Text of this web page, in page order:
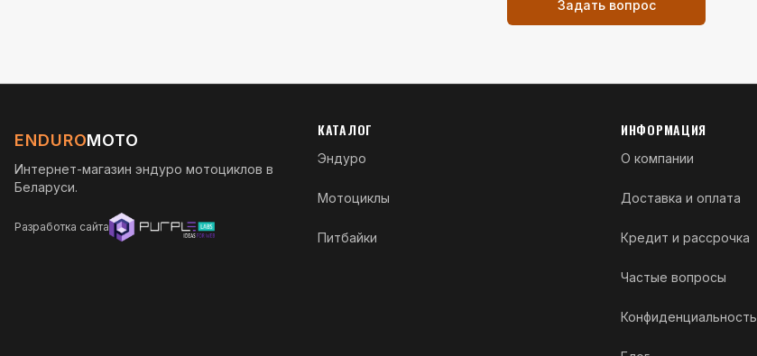
Задать вопрос
ENDUROMOTO
Интернет-магазин эндуро мотоциклов в
Беларуси.
Разработка сайта
КАТАЛОГ
Эндуро
Мотоциклы
Питбайки
ИНФОРМАЦИЯ
О компании
Доставка и оплата
Кредит и рассрочка
Частые вопросы
Конфиденциальность